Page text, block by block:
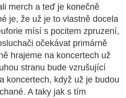
merch a teď je konečně
je, že už je to vlastně docela
mísí s pocitem zpruzení,
očekávat primárně
hrajeme na koncertech už
stranu bude vzrušující
koncertech, když už je budou
A taky jak s tím